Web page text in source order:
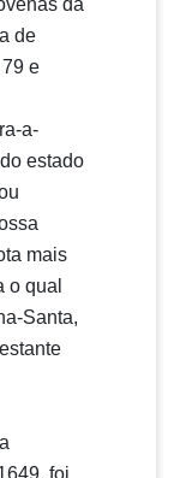
da
de
e
a-
estado
mais
o qual
Santa,
foi